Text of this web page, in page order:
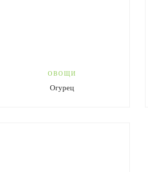
ОВОЩИ
Огурец